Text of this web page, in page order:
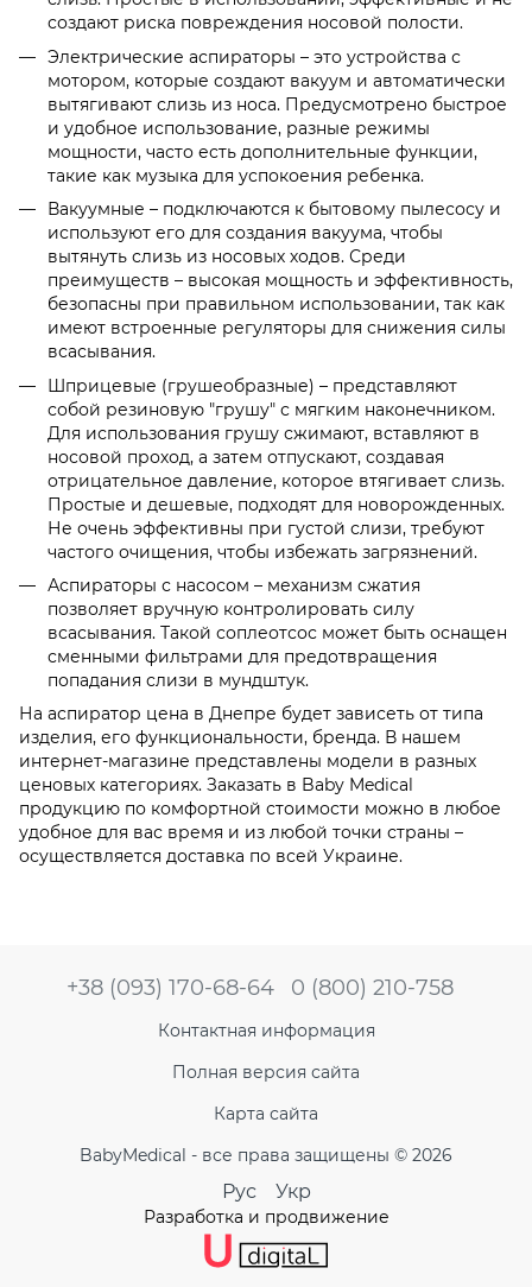
создают риска повреждения носовой полости.
Электрические аспираторы – это устройства с
мотором, которые создают вакуум и автоматически
вытягивают слизь из носа. Предусмотрено быстрое
и удобное использование, разные режимы
мощности, часто есть дополнительные функции,
такие как музыка для успокоения ребенка.
Вакуумные – подключаются к бытовому пылесосу и
используют его для создания вакуума, чтобы
вытянуть слизь из носовых ходов. Среди
преимуществ – высокая мощность и эффективность,
безопасны при правильном использовании, так как
имеют встроенные регуляторы для снижения силы
всасывания.
Шприцевые (грушеобразные) – представляют
собой резиновую "грушу" с мягким наконечником.
Для использования грушу сжимают, вставляют в
носовой проход, а затем отпускают, создавая
отрицательное давление, которое втягивает слизь.
Простые и дешевые, подходят для новорожденных.
Не очень эффективны при густой слизи, требуют
частого очищения, чтобы избежать загрязнений.
Аспираторы с насосом – механизм сжатия
позволяет вручную контролировать силу
всасывания. Такой соплеотсос может быть оснащен
сменными фильтрами для предотвращения
попадания слизи в мундштук.
На аспиратор цена в Днепре будет зависеть от типа
изделия, его функциональности, бренда. В нашем
интернет-магазине представлены модели в разных
ценовых категориях. Заказать в Baby Medical
продукцию по комфортной стоимости можно в любое
удобное для вас время и из любой точки страны –
осуществляется доставка по всей Украине.
+38 (093) 170-68-64 0 (800) 210-758
Контактная информация
Полная версия сайта
Карта сайта
BabyMedical - все права защищены © 2026
Рус Укр
Разработка и продвижение